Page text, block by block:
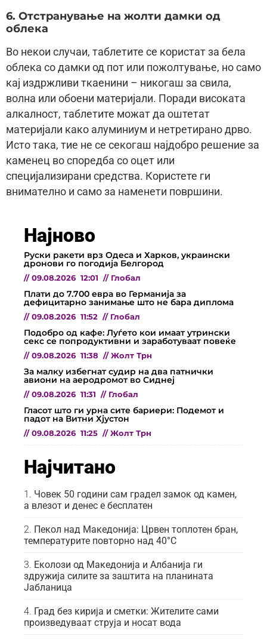
6. Отстранување на жолти дамки од
облека
Во некои случаи, таблетите се користат за бела
облека со дамки од пот или пожолтување, но само
кај издржливи ткаенини – никогаш за свила,
волна или обоени материјали. Поради високата
алкалност, таблетите можат да оштетат
материјали како алуминиум и нетретирано дрво.
Исто така, тие не се секогаш најдобро решение за
каменец во споредба со оцет или
специјализирани средства. Користете ги
внимателно и само за наменети површини.
Најново
Руски ракети врз Одеса и Харков, украински
дронови го погодија Белгород
// 09.08.2026 12:01 // Глобал
Плати до 7.700 евра во Германија за
дефицитарно занимање што не бара диплома
// 09.08.2026 11:52 // Глобал
Подобро од кафе: Луѓето кои имаат утрински
секс се попродуктивни и заработуваат повеќе
// 09.08.2026 11:38 // Жолт Трн
За малку избегнат судир на два патнички
авиони на аеродромот во Сиднеј
// 09.08.2026 11:31 // Глобал
Гласот што ги урна сите бариери: Подемот и
падот на Витни Хјустон
// 09.08.2026 11:25 // Жолт Трн
Најчитано
Човек 50 години сам градел замок од камен,
а влезот и денес е бесплатен
Пекол над Македонија: Црвен топлотен бран,
температурите повторно над 40°C
Еколози од Македонија и Албанија ги
здружија силите за заштита на планината
Јабланица
Град без кирија и сметки: Жителите сами
произведуваат струја и носат вода